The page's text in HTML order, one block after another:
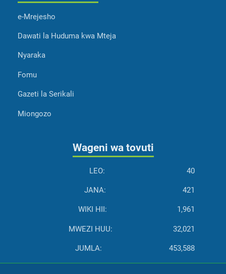
e-Mrejesho
Dawati la Huduma kwa Mteja
Nyaraka
Fomu
Gazeti la Serikali
Miongozo
Wageni wa tovuti
LEO: 40
JANA: 421
WIKI HII: 1,961
MWEZI HUU: 32,021
JUMLA: 453,588